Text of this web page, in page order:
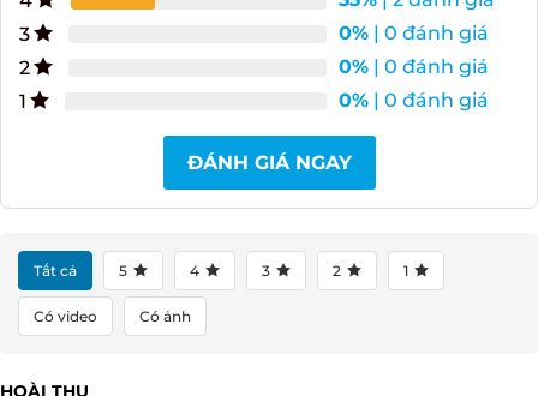
4 33%| 2 đánh giá
3
0% | 0 đánh giá
2
0% | 0 đánh giá
1
0% | 0 đánh giá
ĐÁNH GIÁ NGAY